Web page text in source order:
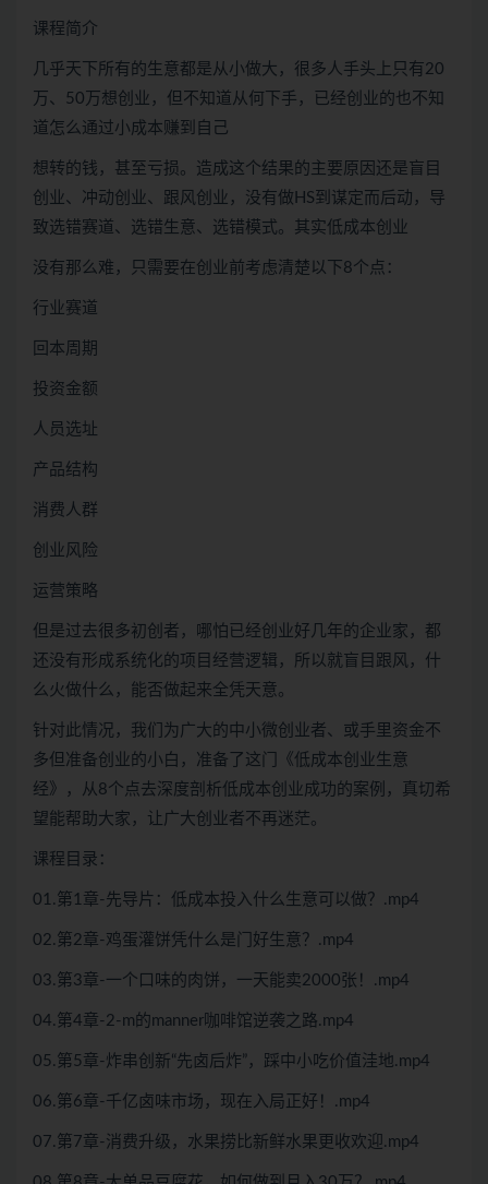
课程简介
几乎天下所有的生意都是从小做大，很多人手头上只有20
万、50万想创业，但不知道从何下手，已经创业的也不知
道怎么通过小成本赚到自己
想转的钱，甚至亏损。造成这个结果的主要原因还是盲目
创业、冲动创业、跟风创业，没有做HS到谋定而后动，导
致选错赛道、选错生意、选错模式。其实低成本创业
没有那么难，只需要在创业前考虑清楚以下8个点：
行业赛道
回本周期
投资金额
人员选址
产品结构
消费人群
创业风险
运营策略
但是过去很多初创者，哪怕已经创业好几年的企业家，都
还没有形成系统化的项目经营逻辑，所以就盲目跟风，什
么火做什么，能否做起来全凭天意。
针对此情况，我们为广大的中小微创业者、或手里资金不
多但准备创业的小白，准备了这门《低成本创业生意
经》，从8个点去深度剖析低成本创业成功的案例，真切希
望能帮助大家，让广大创业者不再迷茫。
课程目录：
01.第1章-先导片：低成本投入什么生意可以做？.mp4
02.第2章-鸡蛋灌饼凭什么是门好生意？.mp4
03.第3章-一个口味的肉饼，一天能卖2000张！.mp4
04.第4章-2-m的manner咖啡馆逆袭之路.mp4
05.第5章-炸串创新“先卤后炸”，踩中小吃价值洼地.mp4
06.第6章-千亿卤味市场，现在入局正好！.mp4
07.第7章-消费升级，水果捞比新鲜水果更收欢迎.mp4